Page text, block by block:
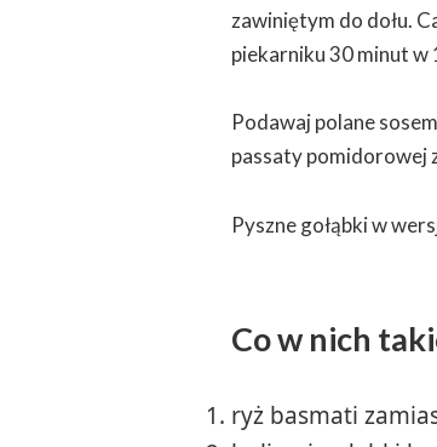
zawiniętym do dołu.
piekarniku 30 minut w
Podawaj polane
passaty pomidorowej
Pyszne gołąbki w
Co w nich
ryż basmati